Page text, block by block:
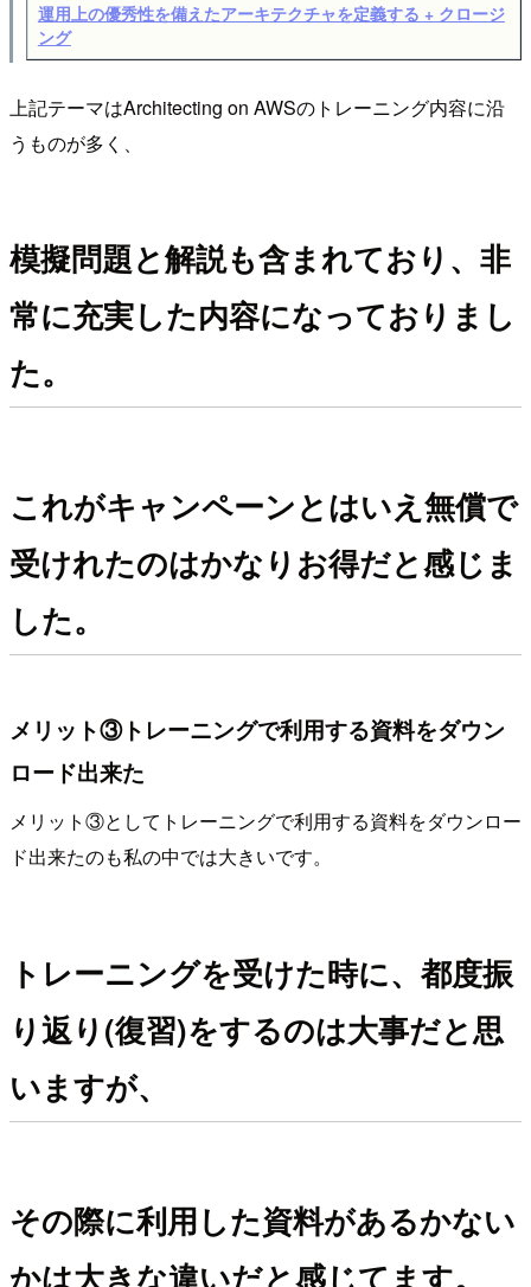
運用上の優秀性を備えたアーキテクチャを定義する + クロージ
ング
上記テーマはArchitecting on AWSのトレーニング内容に沿
うものが多く、
模擬問題と解説も含まれており、非
常に充実した内容になっておりまし
た。
これがキャンペーンとはいえ無償で
受けれたのはかなりお得だと感じま
した。
メリット③トレーニングで利用する資料をダウン
ロード出来た
メリット③としてトレーニングで利用する資料をダウンロー
ド出来たのも私の中では大きいです。
トレーニングを受けた時に、都度振
り返り(復習)をするのは大事だと思
いますが、
その際に利用した資料があるかない
かは大きな違いだと感じてます。